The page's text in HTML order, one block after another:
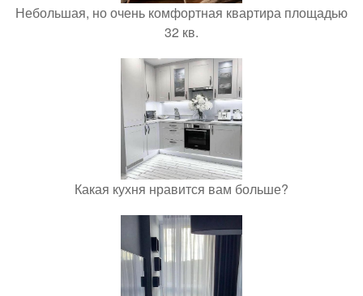
Небольшая, но очень комфортная квартира площадью
32 кв.
Какая кухня нравится вам больше?